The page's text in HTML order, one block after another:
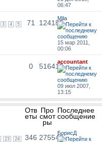
06:47
3 4 5 71 124185
Mila
15 мар 2011,
00:06
0 516416
accountant
09 июл 2007,
13:15
Отв
еты
Про
смот
ры
Последнее
сообщение
23 24 346 275543
БорисД